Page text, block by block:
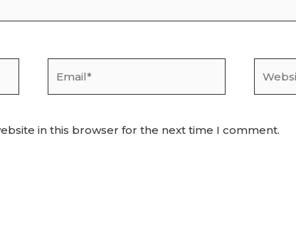
in this browser for the next time I comment.